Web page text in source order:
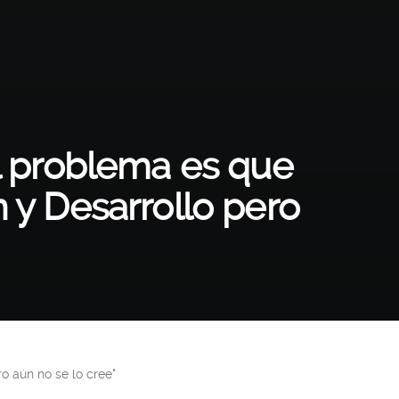
problema es que
y Desarrollo pero
aún no se lo cree"